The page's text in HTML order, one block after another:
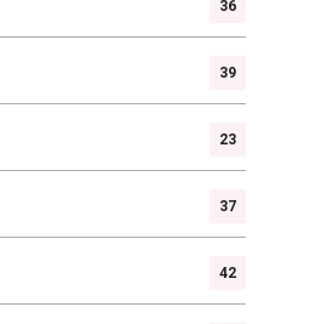
36
39
23
37
42